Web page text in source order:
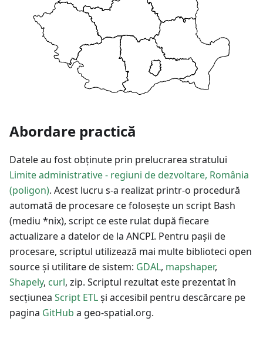
Abordare practică
Datele au fost obținute prin prelucrarea stratului
Limite administrative - regiuni de dezvoltare, România
(poligon). Acest lucru s-a realizat printr-o procedură
automată de procesare ce folosește un script Bash
(mediu *nix), script ce este rulat după fiecare
actualizare a datelor de la ANCPI. Pentru pașii de
procesare, scriptul utilizează mai multe biblioteci open
source și utilitare de sistem: GDAL, mapshaper,
Shapely, curl, zip. Scriptul rezultat este prezentat în
secțiunea Script ETLși accesibil pentru descărcare pe
pagina GitHub a geo-spatial.org.